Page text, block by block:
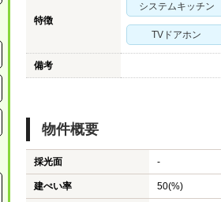
特徴
システムキッチン
TVドアホン
備考
物件概要
採光面 -
建ぺい率 50(%)